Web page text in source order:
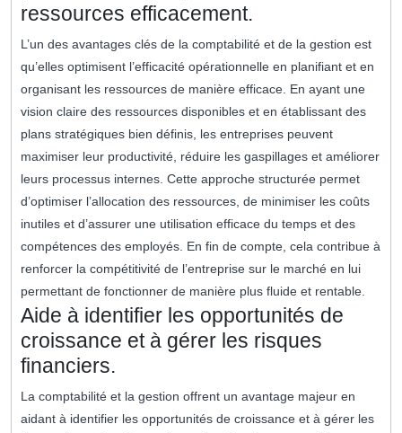
ressources efficacement.
L’un des avantages clés de la comptabilité et de la gestion est
qu’elles optimisent l’efficacité opérationnelle en planifiant et en
organisant les ressources de manière efficace. En ayant une
vision claire des ressources disponibles et en établissant des
plans stratégiques bien définis, les entreprises peuvent
maximiser leur productivité, réduire les gaspillages et améliorer
leurs processus internes. Cette approche structurée permet
d’optimiser l’allocation des ressources, de minimiser les coûts
inutiles et d’assurer une utilisation efficace du temps et des
compétences des employés. En fin de compte, cela contribue à
renforcer la compétitivité de l’entreprise sur le marché en lui
permettant de fonctionner de manière plus fluide et rentable.
Aide à identifier les opportunités de
croissance et à gérer les risques
financiers.
La comptabilité et la gestion offrent un avantage majeur en
aidant à identifier les opportunités de croissance et à gérer les